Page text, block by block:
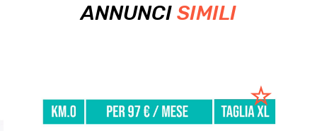
ANNUNCI SIMILI